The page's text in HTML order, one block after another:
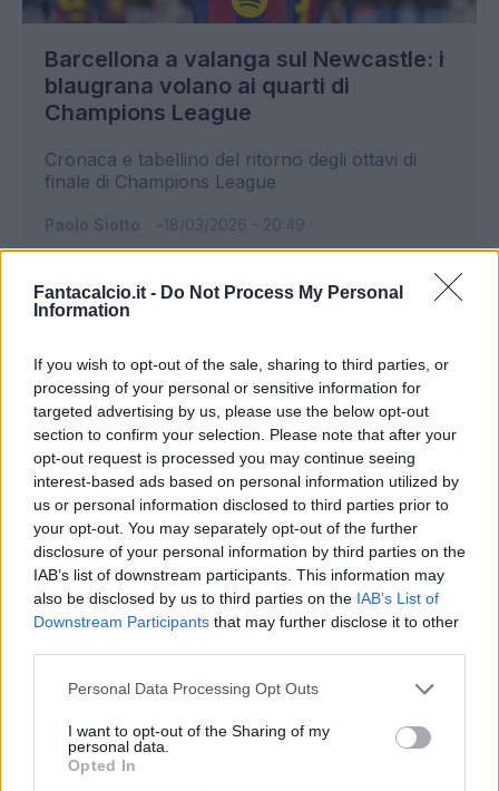
Fantacalcio.it - Do Not Process My Personal
Information
If you wish to opt-out of the sale, sharing to third parties, or
processing of your personal or sensitive information for
targeted advertising by us, please use the below opt-out
section to confirm your selection. Please note that after your
opt-out request is processed you may continue seeing
interest-based ads based on personal information utilized by
us or personal information disclosed to third parties prior to
your opt-out. You may separately opt-out of the further
disclosure of your personal information by third parties on the
IAB’s list of downstream participants. This information may
also be disclosed by us to third parties on the IAB’s List of
Downstream Participants that may further disclose it to other
Personal Data Processing Opt Outs
I want to opt-out of the Sharing of my
personal data.
Opted In
Barcellona a valanga sul Newcastle: i
blaugrana volano ai quarti di
Champions League
Cronaca e tabellino del ritorno degli ottavi di
finale di Champions League
18/03/2026 - 20:49
Paolo Siotto
City, l'orgoglio non basta. Vinicius
scatenato, ride Madrid
Manchester City-Real Madrid 1-2: cronaca,
tabellino, assist e voti Fantachampions
17/03/2026 - 22:58
Simone Bargellini